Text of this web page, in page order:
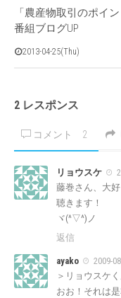
「農産物取引のポイン
番組ブログUP
2013-04-25(Thu)
2 レスポンス
コメント 2
リョウスケ
藤巻さん、大好
聴きます！
ヾ(^▽^)ノ
返信
ayako
2009-
＞リョウスケ
おお！それは